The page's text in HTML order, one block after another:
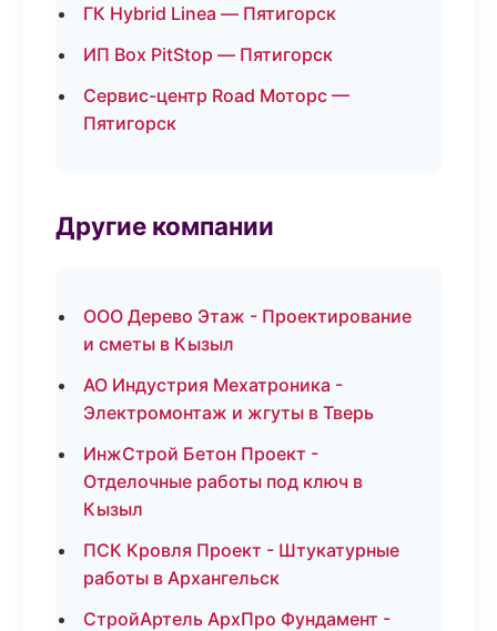
ГК Hybrid Linea — Пятигорск
ИП Box PitStop — Пятигорск
Сервис-центр Road Моторс —
Пятигорск
Другие компании
ООО Дерево Этаж - Проектирование
и сметы в Кызыл
АО Индустрия Мехатроника -
Электромонтаж и жгуты в Тверь
ИнжСтрой Бетон Проект -
Отделочные работы под ключ в
Кызыл
ПСК Кровля Проект - Штукатурные
работы в Архангельск
СтройАртель АрхПро Фундамент -